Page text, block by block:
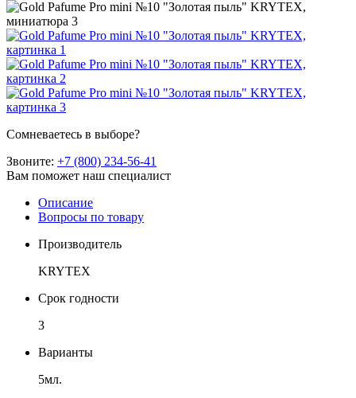
Сомневаетесь в выборе?
Звоните: +7 (800) 234-56-41
Вам поможет наш специалист
Описание
Вопросы по товару
Производитель
KRYTEX
Срок годности
3
Варианты
5мл.